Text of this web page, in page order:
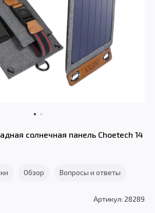
солнечная панель Choetech 14
Обзор Вопросы и ответы
Артикул: 28289